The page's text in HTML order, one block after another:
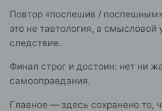
Повтор «поспешив /
это не тавтология, а
следствие.
Финал строг и достоин: нет ни
самооправдания.
Главное — здесь сохранено то,